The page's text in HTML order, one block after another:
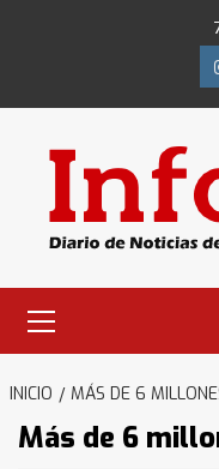
primario
INICIO MÁS DE 6
Más de 6